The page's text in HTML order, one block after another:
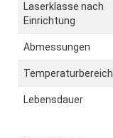
Laserklasse nach
Einrichtung
Abmessungen
Temperaturbereich
Lebensdauer